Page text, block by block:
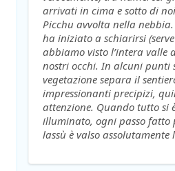
arrivati in cima e sotto di
Picchu avvolta nella
ha iniziato a schiarirsi
abbiamo visto l’intera valle
nostri occhi. In alcuni punti
vegetazione separa il
impressionanti precipizi,
attenzione. Quando tutto si
illuminato, ogni passo fatto
lassù è valso assolutamente